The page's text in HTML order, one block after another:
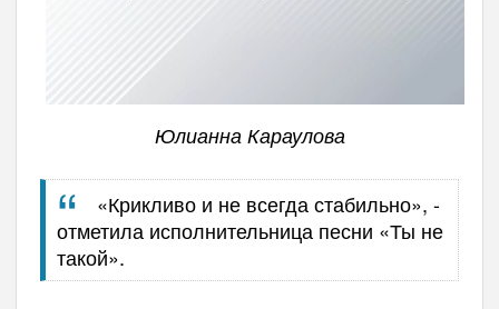
Юлианна Караулова
«Крикливо и не всегда стабильно», -
отметила исполнительница песни «Ты не
такой».